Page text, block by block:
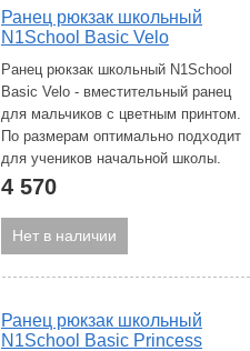
Ранец рюкзак школьный
N1School Basic Velo
Ранец рюкзак школьный N1School
Basic Velo - вместительный ранец
для мальчиков с цветным принтом.
По размерам оптимально подходит
для учеников начальной школы.
4 570
Нет в наличии
Ранец рюкзак школьный
N1School Basic Princess